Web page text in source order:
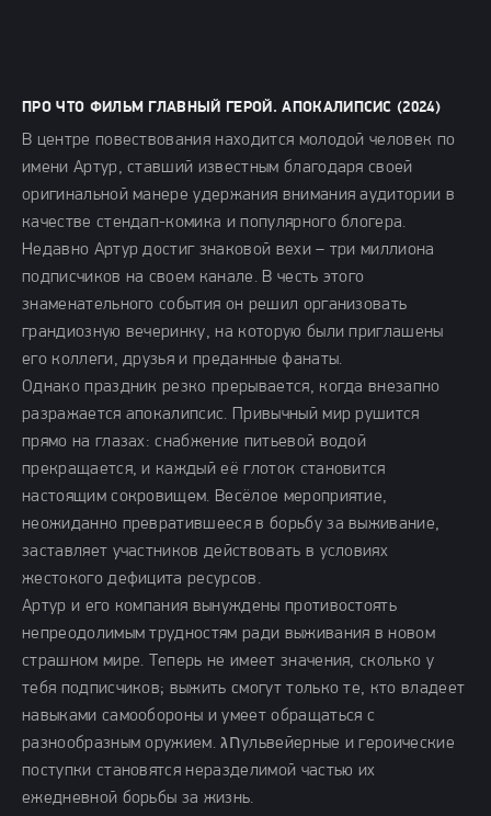
ПРО ЧТО ФИЛЬМ ГЛАВНЫЙ ГЕРОЙ. АПОКАЛИПСИС (2024)
В центре повествования находится молодой человек по
имени Артур, ставший известным благодаря своей
оригинальной манере удержания внимания аудитории в
качестве стендап-комика и популярного блогера.
Недавно Артур достиг знаковой вехи – три миллиона
подписчиков на своем канале. В честь этого
знаменательного события он решил организовать
грандиозную вечеринку, на которую были приглашены
его коллеги, друзья и преданные фанаты.
Однако праздник резко прерывается, когда внезапно
разражается апокалипсис. Привычный мир рушится
прямо на глазах: снабжение питьевой водой
прекращается, и каждый её глоток становится
настоящим сокровищем. Весёлое мероприятие,
неожиданно превратившееся в борьбу за выживание,
заставляет участников действовать в условиях
жестокого дефицита ресурсов.
Артур и его компания вынуждены противостоять
непреодолимым трудностям ради выживания в новом
страшном мире. Теперь не имеет значения, сколько у
тебя подписчиков; выжить смогут только те, кто владеет
навыками самообороны и умеет обращаться с
разнообразным оружием. חגульвейерные и героические
поступки становятся неразделимой частью их
ежедневной борьбы за жизнь.